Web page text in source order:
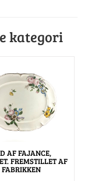
kategori
AF FAJANCE,
FREMSTILLET AF
FABRIKKEN